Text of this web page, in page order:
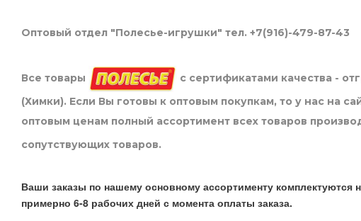
Оптовый отдел "Полесье-игрушки" тел. +7(916)-479-87-43
Все товары
с сертификатами качества -
(Химки). Если Вы готовы к оптовым покупкам, то у нас на
оптовым ценам полный ассортимент всех товаров
сопутствующих товаров.
Ваши заказы по нашему основному ассортименту комплектуются
примерно 6-8 рабочих дней с момента оплаты заказа.